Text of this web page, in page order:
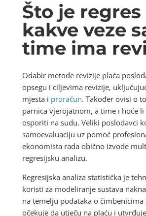
Što je regres
kakve veze
time ima
Odabir metode revizije plaća
opsegu i ciljevima revizije,
mjesta i proračun. Također ovisi o
parnica vjerojatnom, a time i hoće li
osporiti na sudu. Veliki poslodavci
samoevaluaciju uz pomoć
ekonomista rada obično izvode
regresijsku analizu.
Regresijska analiza statistička je
koristi za modeliranje sustava
na temelju podataka o čimbenicima
očekuje da utječu na plaću i